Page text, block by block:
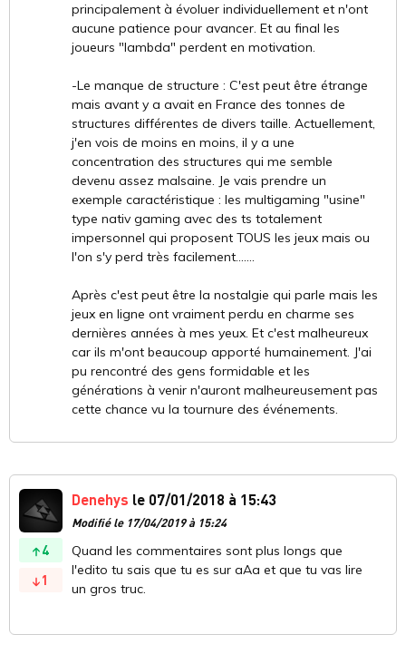
principalement à évoluer individuellement et n'ont
aucune patience pour avancer. Et au final les
joueurs "lambda" perdent en motivation.
-Le manque de structure : C'est peut être étrange
mais avant y a avait en France des tonnes de
structures différentes de divers taille. Actuellement,
j'en vois de moins en moins, il y a une
concentration des structures qui me semble
devenu assez malsaine. Je vais prendre un
exemple caractéristique : les multigaming "usine"
type nativ gaming avec des ts totalement
impersonnel qui proposent TOUS les jeux mais ou
l'on s'y perd très facilement.......
Après c'est peut être la nostalgie qui parle mais les
jeux en ligne ont vraiment perdu en charme ses
dernières années à mes yeux. Et c'est malheureux
car ils m'ont beaucoup apporté humainement. J'ai
pu rencontré des gens formidable et les
générations à venir n'auront malheureusement pas
cette chance vu la tournure des événements.
4
1
Denehys le 07/01/2018 à 15:43
Modifié le 17/04/2019 à 15:24
Quand les commentaires sont plus longs que
l'edito tu sais que tu es sur aAa et que tu vas lire
un gros truc.